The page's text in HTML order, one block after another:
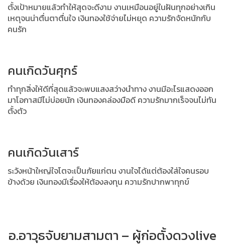
ตั้งเป้าหมายแล้วทำให้สุดจะดีงาม งานเหมือนอยู่ในฝันทุกอย่างเกิน
เหตุจนน่าตื่นตาตื่นใจ เงินทองใช้จ่ายไม่หยุด ความรักจัดหนักกับ
คนรัก
คนเกิดวันศุกร์
ทำทุกสิ่งให้ดีที่สุดแล้วจะพบแสงสว่างนำทาง งานมีอะไรแสดงออก
มาโอกาสมีไม่บ่อยนัก เงินทองคล่องมือดี ความรักมากเร็จจนไม่ทัน
ตั้งตัว
คนเกิดวันเสาร์
ระวังหน้าใหญ่ใจโตจะเป็นภัยแก่ตน งานใจได้แต่ต้องใส่ใจคนรอบ
ข้างด้วย เงินทองมีเรื่องให้ต้องลงทุน ความรักปากพาทุกข์
อ.อาวุธจับยามสามตา – ผู้ก่อตั้งดวงlive